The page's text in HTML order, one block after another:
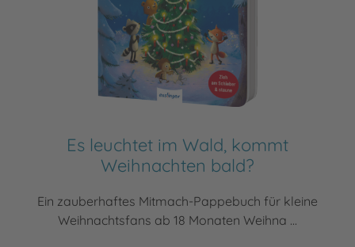
Es leuchtet im Wald, kommt
Weihnachten bald?
Ein zauberhaftes Mitmach-Pappebuch für kleine
Weihnachtsfans ab 18 Monaten Weihna ...